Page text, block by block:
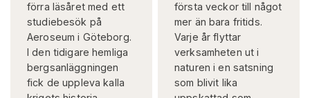
förra läsåret med ett
studiebesök på
Aeroseum i Göteborg.
I den tidigare hemliga
bergsanläggningen
fick de uppleva kalla
första veckor till något
mer än bara fritids.
Varje år flyttar
verksamheten ut i
naturen i en satsning
som blivit lika